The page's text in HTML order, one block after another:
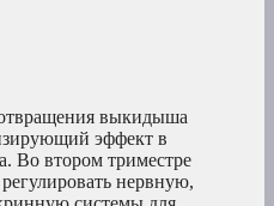
выкидыша
эффект в
Во втором триместре
нервную,